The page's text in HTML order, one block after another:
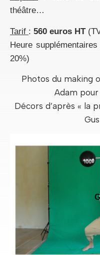
théâtre…
Tarif : 560 euros HT
Heure
20%)
Photos du making
Adam pour
Décors d’après « la